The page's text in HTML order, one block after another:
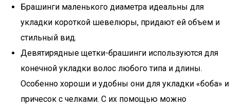
Брашинги маленького диаметра идеальны для
укладки короткой шевелюры, придают ей объем и
стильный вид.
Девятирядные щетки-брашинги используются для
конечной укладки волос любого типа и длины.
Особенно хороши и удобны они для укладки «боба» и
причесок с челками. С их помощью можно